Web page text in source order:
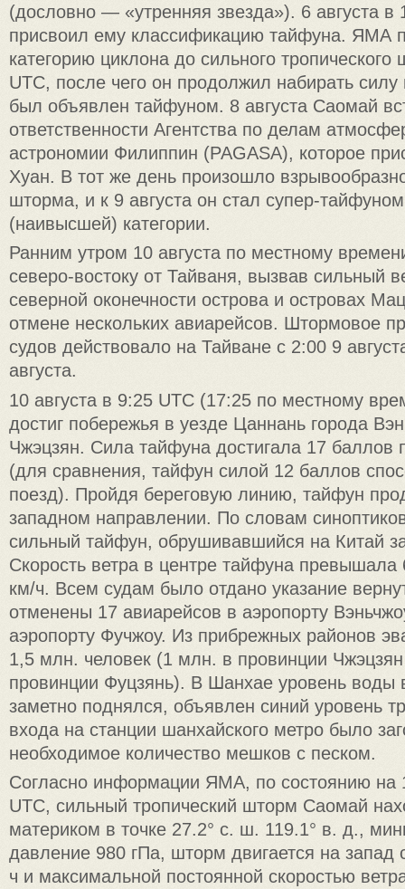
(дословно — «утренняя звезда»). 6 августа
присвоил ему классификацию тайфуна. ЯМА
категорию циклона до сильного
UTC, после чего он продолжил набирать силу
был объявлен тайфуном. 8 августа Саомай
ответственности Агентства по делам
астрономии Филиппин (PAGASA), которое
Хуан. В тот же день произошло
шторма, и к 9 августа он стал супер-
(наивысшей) категории.
Ранним утром 10 августа по местному
северо-востоку от Тайваня, вызвав сильный
северной оконечности острова и островах
отмене нескольких авиарейсов. Штормовое
судов действовало на Тайване с 2:00 9
августа.
10 августа в 9:25 UTC (17:25 по местному
достиг побережья в уезде Цаннань города
Чжэцзян. Сила тайфуна достигала 17 баллов
(для сравнения, тайфун силой 12 баллов
поезд). Пройдя береговую линию, тайфун
западном направлении. По словам
сильный тайфун, обрушивавшийся на Китай
Скорость ветра в центре тайфуна
км/ч. Всем судам было отдано указание
отменены 17 авиарейсов в аэропорту
аэропорту Фучжоу. Из прибрежных районов
1,5 млн. человек (1 млн. в провинции
провинции Фуцзянь). В Шанхае уровень воды
заметно поднялся, объявлен синий уровень
входа на станции шанхайского метро было
необходимое количество мешков с песком.
Согласно информации ЯМА, по состоянию на
UTC, сильный тропический шторм Саомай
материком в точке 27.2° с. ш. 119.1° в. д.,
давление 980 гПа, шторм двигается на запад
ч и максимальной постоянной скоростью